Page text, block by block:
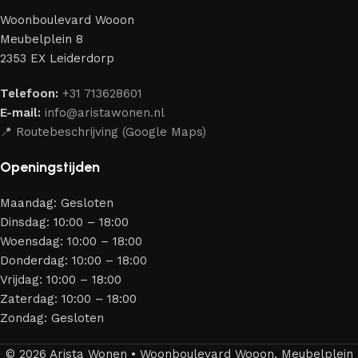
Ons assortiment bestaat uit producten van betrouwbare
merken die al jarenlang hun vakmanschap en eerlijkheid
bewijzen. Al onze leveranciers garanderen meubels van
hoge kwaliteit, met een duurzaam karakter, een
aantrekkelijk design en optimale veiligheid — zodat je
jarenlang kunt genieten van jouw interieur.
Woonboulevard Wooon
Meubelplein 8
2353 EX Leiderdorp
Telefoon: +31 713628601
E-mail: info@aristawonen.nl
📍 Routebeschrijving (Google Maps)
Openingstijden
Maandag: Gesloten
Dinsdag: 10:00 – 18:00
Woensdag: 10:00 – 18:00
Donderdag: 10:00 – 18:00
Vrijdag: 10:00 – 18:00
Zaterdag: 10:00 – 18:00
Zondag: Gesloten
© 2026 Arista Wonen • Woonboulevard Wooon, Meubelplein